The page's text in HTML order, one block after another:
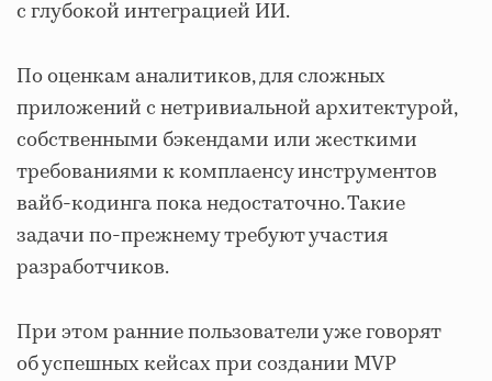
с глубокой интеграцией ИИ.
По оценкам аналитиков, для сложных
приложений с нетривиальной архитектурой,
собственными бэкендами или жесткими
требованиями к комплаенсу инструментов
вайб-кодинга пока недостаточно. Такие
задачи по-прежнему требуют участия
разработчиков.
При этом ранние пользователи уже говорят
об успешных кейсах при создании MVP